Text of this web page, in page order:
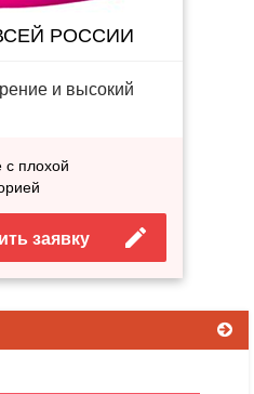
РОССИИ
и высокий
с плохой
заявку